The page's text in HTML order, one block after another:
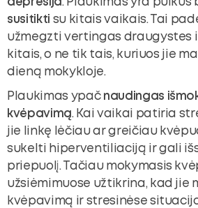
depresija. Plaukimas yra puikus
susitikti su kitais vaikais. Tai
užmegzti vertingas draugystes
kitais, o ne tik tais, kuriuos jie
dieną mokykloje.
Plaukimas ypač naudingas
kvėpavimą. Kai vaikai patiria
jie linkę lėčiau ar greičiau
sukelti hiperventiliaciją ir gali
priepuolį. Tačiau mokymasis
užsiėmimuose užtikrina, kad jie
kvėpavimą ir stresinėse